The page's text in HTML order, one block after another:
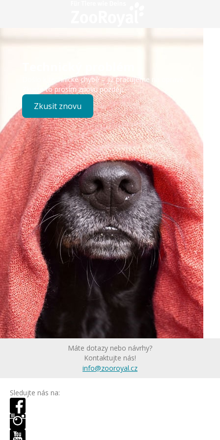
Došlo k technické chybě – již pracujeme na opravě.
Zkuste to prosím znovu později.
Zkusit znovu
Máte dotazy nebo návrhy?
Kontaktujte nás!
info@zooroyal.cz
Sledujte nás na: